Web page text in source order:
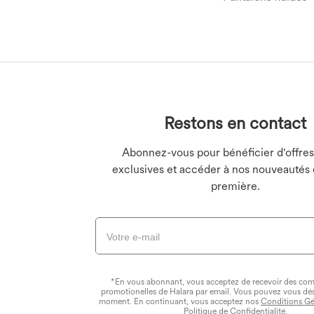
Leggings push-up
Hauts grande taille
Restons en contact
Abonnez-vous pour bénéficier
exclusives et accéder à nos nouveautés
première.
*En vous abonnant, vous acceptez de recevoir des
promotionelles de Halara par email. Vous pouvez vous
moment. En continuant, vous acceptez nos Conditions
Politique de Confidentialité.